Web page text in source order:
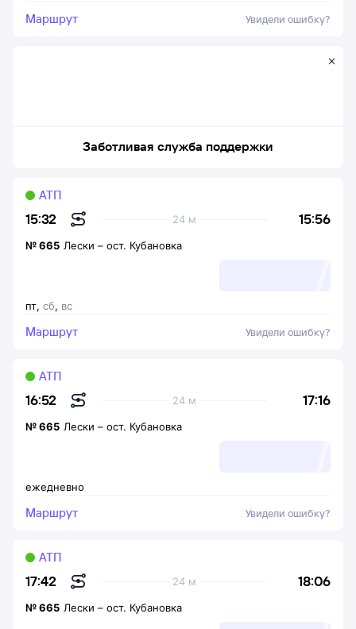
Маршрут Увидели ошибку?
Заботливая служба поддержки
15:32 15:56
24 м
АТП
пт, сб, вс
№665 Лески – ост. Кубановка
Маршрут Увидели ошибку?
16:52 17:16
24 м
АТП
ежедневно
№665 Лески – ост. Кубановка
Маршрут Увидели ошибку?
17:42 18:06
24 м
АТП
№665 Лески – ост. Кубановка